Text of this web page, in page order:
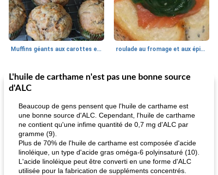
Muffins géants aux carottes et à la banane de Nif roulade au fromage et aux épinards
30min
Marques de confiance: recettes et
fiesta tostadas
55
Viande et volaille
le méga's jopp joes
L'huile de carthame n'est pas une bonne source
d'ALC
Beaucoup de gens pensent que l'huile de carthame est
une bonne source d'ALC. Cependant, l'huile de carthame
ne contient qu'une infime quantité de 0,7 mg d'ALC par
gramme (9).
Plus de 70% de l'huile de carthame est composée d'acide
linoléique, un type d'acide gras oméga-6 polyinsaturé (10).
L'acide linoléique peut être converti en une forme d'ALC
utilisée pour la fabrication de suppléments concentrés.